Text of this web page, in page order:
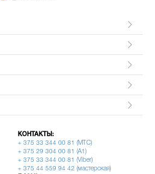
КОНТАКТЫ:
+ 375 33 344 00 81 (МТС)
+ 375 29 304 00 81 (A1)
+ 375 33 344 00 81 (Viber)
+ 375 44 559 94 42 (мастерская)